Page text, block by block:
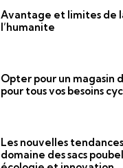
Avantage et limites de
l’humanite
Opter pour un magasin
pour tous vos besoins
Les nouvelles
domaine des sacs